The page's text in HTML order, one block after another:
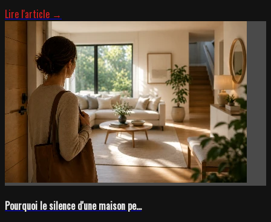
Lire l'article →
Pourquoi le silence d'une maison pe...